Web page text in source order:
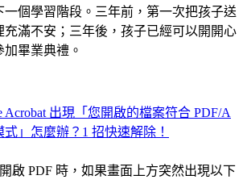
一個學習階段。三年前，第一次把孩子送
充滿不安；三年後，孩子已經可以開開心
畢業典禮。
Acrobat 出現「您開啟的檔案符合 PDF/A
」怎麼辦？1 招快速解除！
啟 PDF 時，如果畫面上方突然出現以下